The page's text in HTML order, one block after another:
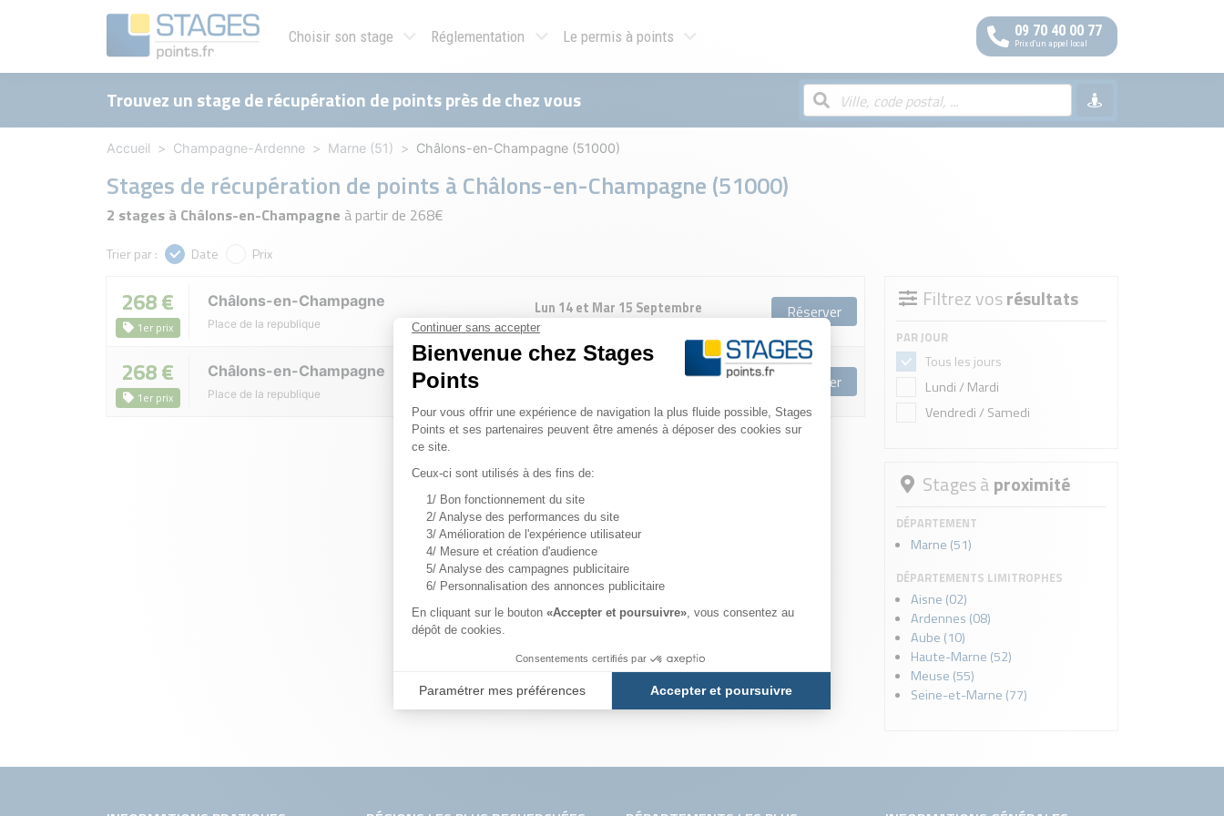
Choisir son stage Réglementation Le permis à points 09 70 40 00 77
Prix d'un appel local
Trouvez un stage de récupération de points près de chez vous
Accueil Champagne-Ardenne Marne (51) Châlons-en-Champagne (51000)
Stages de récupération de points àChâlons-en-Champagne (51000)
2 stages à Châlons-en-Champagne à partir de 268€
Trier par : Date Prix
268 €
1er prix
Châlons-en-Champagne
Place de la republique
Lun 14 et Mar 15 Septembre Réserver
268 €
1er prix
Châlons-en-Champagne
Place de la republique
Ven 23 et Sam 24 Octobre Réserver
Filtrez vosrésultats
PAR JOUR
Tous les jours
Lundi / Mardi
Vendredi / Samedi
Stages àproximité
DÉPARTEMENT
Marne (51)
DÉPARTEMENTS LIMITROPHES
Aisne (02)
Ardennes (08)
Aube (10)
Haute-Marne (52)
Meuse (55)
Seine-et-Marne (77)